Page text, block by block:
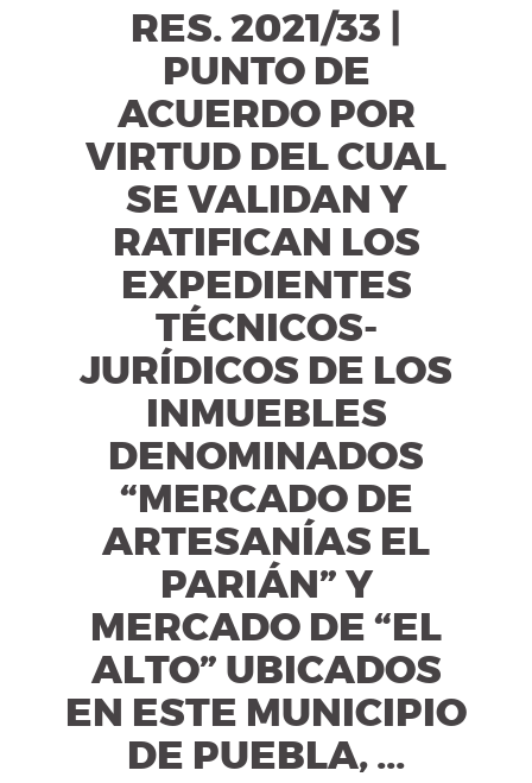
RES. 2021/33 |
PUNTO DE
ACUERDO POR
VIRTUD DEL CUAL
SE VALIDAN Y
RATIFICAN LOS
EXPEDIENTES
TÉCNICOS-
JURÍDICOS DE LOS
INMUEBLES
DENOMINADOS
“MERCADO DE
ARTESANÍAS EL
PARIÁN” Y
MERCADO DE “EL
ALTO” UBICADOS
EN ESTE MUNICIPIO
DE PUEBLA, ...